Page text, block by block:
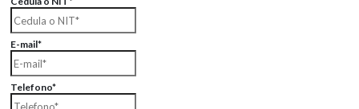
E-mail*
Telefono*